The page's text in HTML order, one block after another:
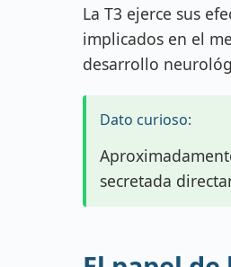
La T3 ejerce sus
implicados en el
desarrollo
Dato curioso:
secretada